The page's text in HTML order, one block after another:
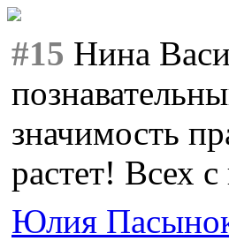
#15 Нина
значимость
растет! Всех
Юлия